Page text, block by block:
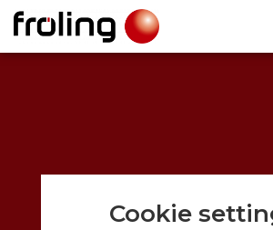
Cookie